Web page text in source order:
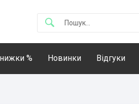
% Новинки Відгуки